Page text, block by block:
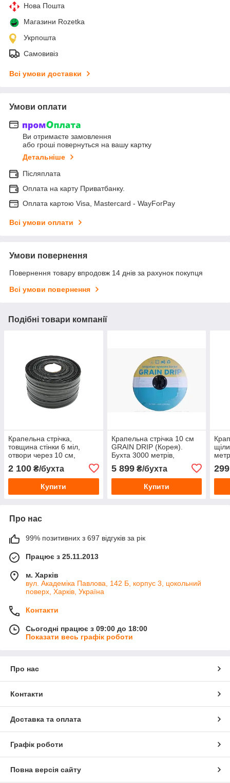
Нова Пошта
Магазини Rozetka
Укрпошта
Самовивіз
Всі умови доставки
Умови оплати
Ви отримаєте замовлення
або гроші повернуться на вашу картку
Детальніше
Післяплата
Оплата на карту Приватбанку.
Оплата картою Visa, Mastercard - WayForPay
Всі умови оплати
Умови повернення
Повернення товару впродовж 14 днів за рахунок покупця
Всі умови повернення
Подібні товари компанії
Крапельна стрічка,
товщина стінки 6 міл,
отвори через 10 см,
щілинна, витрата води 1,4
л/год, довжина 1000 м.
2 100 ₴/бухта
Купити
Крапельна стрічка 10 см
GRAIN DRIP (Корея).
Бухта 3000 метрів,
5 899₴/бухта
Купити
299
Про нас
99% позитивних з 697 відгуків за рік
Працює з 25.11.2013
м. Харків
вул. Академіка Павлова, 142 Б, корпус 3, цокольний
поверх, Харків, Україна
Контакти
Сьогодні працює з 09:00 до 18:00
Показати весь графік роботи
Про нас
Контакти
Доставка та оплата
Графік роботи
Повна версія сайту